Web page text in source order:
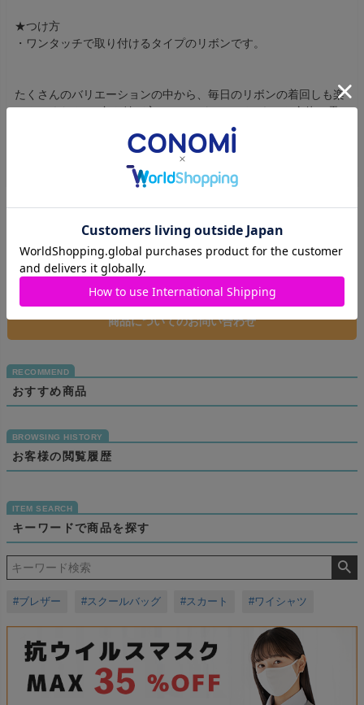
★つけ方
・ワンタッチで取り付けるタイプのリボンです。
たくさんのバリエーションの中から、毎日のリボンの着回しも楽
しんでください♪色や結び方ひとつでもコーディネート全体の雰
商品のレビュー
レビューを書く
商品についてのお問い合わせ
おすすめ商品
お客様の閲覧履歴
キーワードで商品を探す
#ブレザー #スクールバッグ #スカート #ワイシャツ